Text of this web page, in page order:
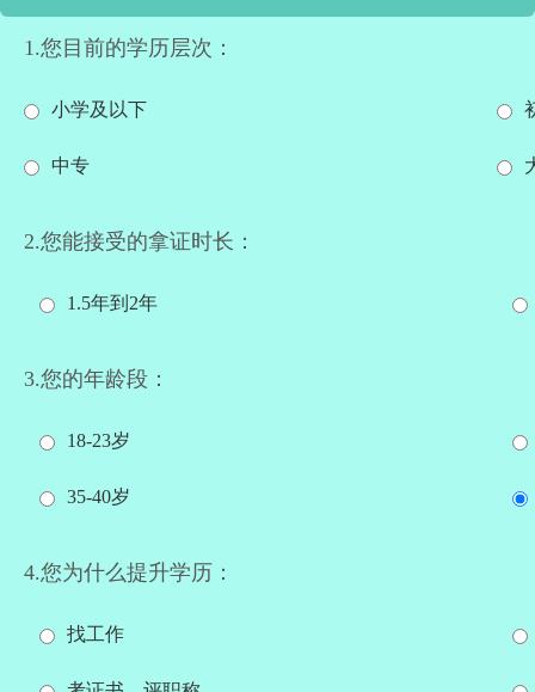
1.您目前的学历层次：
小学及以下
中专
2.您能接受的拿证时长：
1.5年到2年
3.您的年龄段：
18-23岁
35-40岁
4.您为什么提升学历：
找工作